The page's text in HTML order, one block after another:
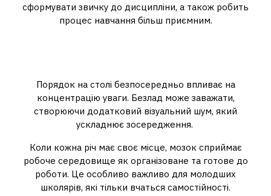
сформувати звичку до дисципліни, а також робить
процес навчання більш приємним.
Порядок на столі безпосередньо впливає на
концентрацію уваги. Безлад може заважати,
створюючи додатковий візуальний шум, який
ускладнює зосередження.
Коли кожна річ має своє місце, мозок сприймає
робоче середовище як організоване та готове до
роботи. Це особливо важливо для молодших
школярів, які тільки вчаться самостійності.